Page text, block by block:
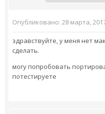
Опубликовано: 28 марта,
здравствуйте, у меня нет
сделать.
могу попробовать
потестируете